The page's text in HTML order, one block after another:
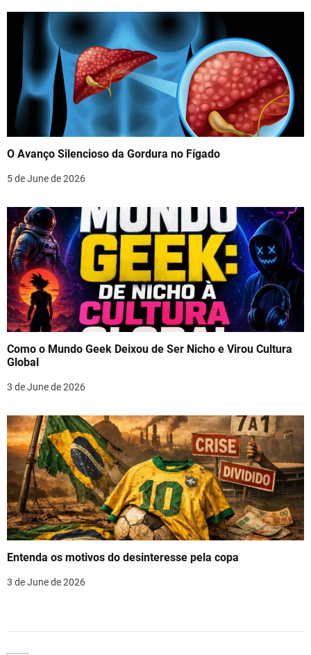
O Avanço Silencioso da Gordura no Fígado
5 de June de 2026
Como o Mundo Geek Deixou de Ser Nicho e Virou Cultura
Global
3 de June de 2026
Entenda os motivos do desinteresse pela copa
3 de June de 2026